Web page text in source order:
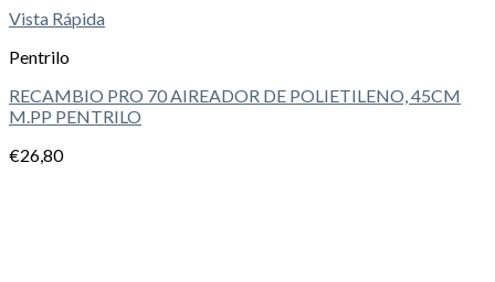
Vista Rápida
Pentrilo
RECAMBIO PRO 70 AIREADOR DE POLIETILENO, 45CM
M.PP PENTRILO
€26,80